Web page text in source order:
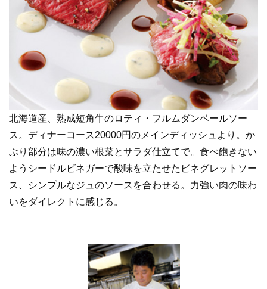
北海道産、熟成短角牛のロティ・フルムダンベールソー
ス。ディナーコース20000円のメインディッシュより。か
ぶり部分は味の濃い根菜とサラダ仕立てで。食べ飽きない
ようシードルビネガーで酸味を立たせたビネグレットソー
ス、シンプルなジュのソースを合わせる。力強い肉の味わ
いをダイレクトに感じる。